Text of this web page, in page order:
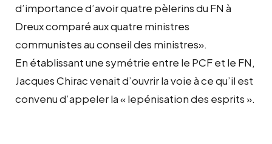
d’importance d’avoir quatre pèlerins du FN à
Dreux comparé aux quatre ministres
communistes au conseil des ministres».
En établissant une symétrie entre le PCF et le FN,
Jacques Chirac venait d’ouvrir la voie à ce qu’il est
convenud’appeler la « lepénisation des esprits ».